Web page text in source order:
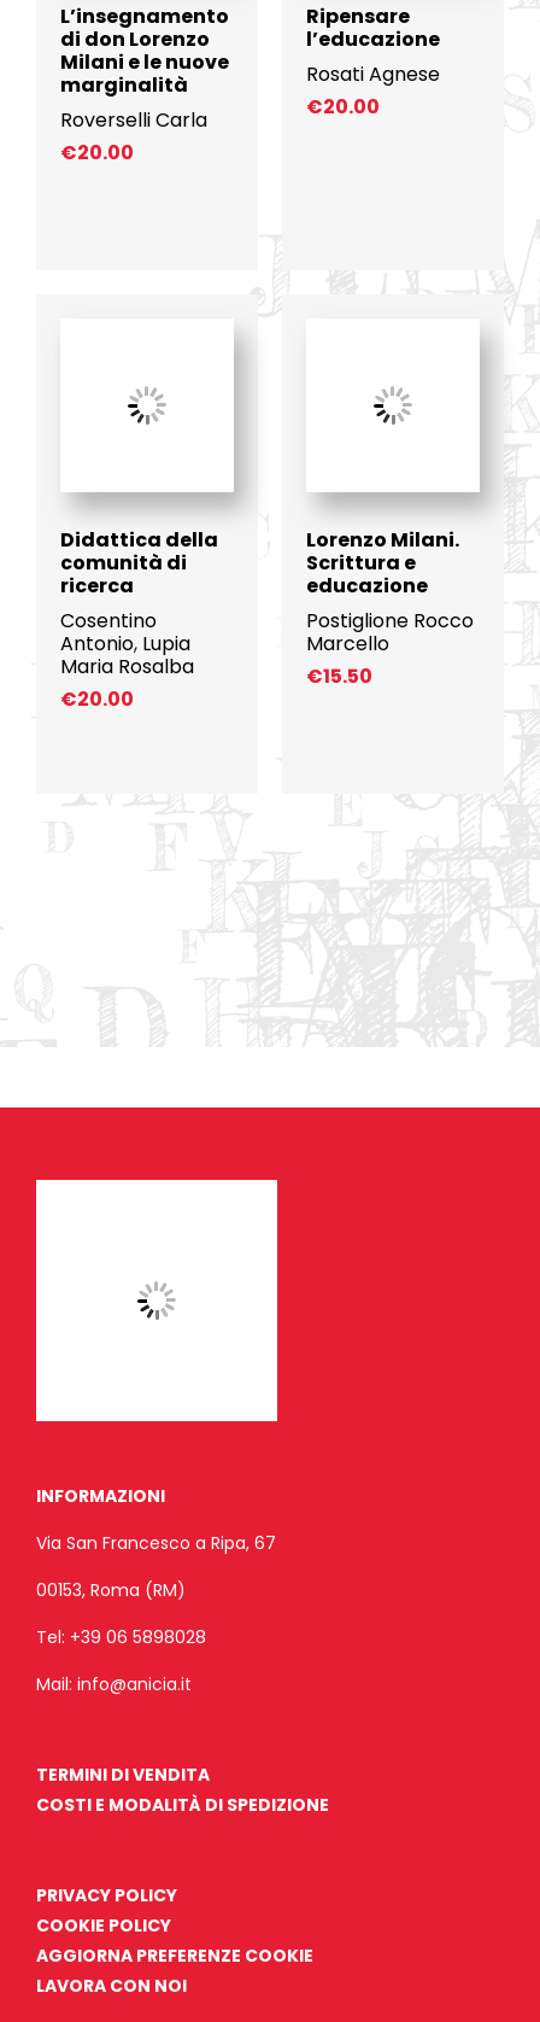
L’insegnamento
di don Lorenzo
Milani e le nuove
marginalità
Roverselli Carla
€20.00
Ripensare
l’educazione
Rosati Agnese
€20.00
Didattica della
comunità di
ricerca
Cosentino
Antonio, Lupia
Maria Rosalba
€20.00
Lorenzo Milani.
Scrittura e
educazione
Postiglione Rocco
Marcello
€15.50
INFORMAZIONI
Via San Francesco a Ripa, 67
00153, Roma (RM)
Tel: +39 06 5898028
Mail: info@anicia.it
TERMINI DI VENDITA
COSTI E MODALITÀ DI SPEDIZIONE
PRIVACY POLICY
COOKIE POLICY
AGGIORNA PREFERENZE COOKIE
LAVORA CON NOI